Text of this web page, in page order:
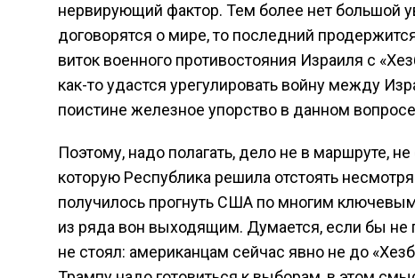
нервирующий фактор. Тем более нет большой
договорятся о мире, то последний
виток военного противостояния Израиля с
как-то удастся урегулировать войну между
поистине железное упорство в данном
Поэтому, надо полагать, дело не в маршруте,
которую Республика решила отстоять
получилось прогнуть США по многим
из ряда вон выходящим. Думается, если бы не
не стоял: американцам сейчас явно не до